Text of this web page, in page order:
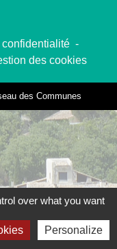
-
des cookies
des Communes
over what you want
Personalize